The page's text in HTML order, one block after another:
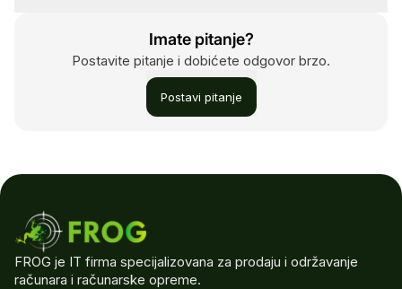
Imate pitanje?
Postavite pitanje i dobićete odgovor brzo.
Postavi pitanje
FROG je IT firma specijalizovana za prodaju i održavanje
računara i računarske opreme.